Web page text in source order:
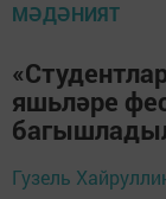
МӘДӘНИЯТ
яшьләре
Гузель